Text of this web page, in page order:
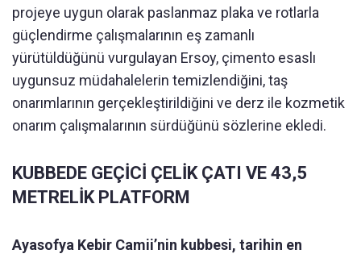
projeye uygun olarak paslanmaz plaka ve rotlarla
güçlendirme çalışmalarının eş zamanlı
yürütüldüğünü vurgulayan Ersoy, çimento esaslı
uygunsuz müdahalelerin temizlendiğini, taş
onarımlarının gerçekleştirildiğini ve derz ile kozmetik
onarım çalışmalarının sürdüğünü sözlerine ekledi.
KUBBEDE GEÇİCİ ÇELİK ÇATI VE 43,5
METRELİK PLATFORM
Ayasofya Kebir Camii’nin kubbesi, tarihin en